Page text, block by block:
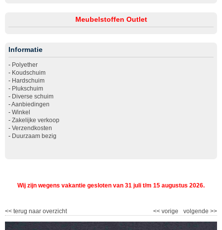
Meubelstoffen Outlet
Informatie
- Polyether
- Koudschuim
- Hardschuim
- Plukschuim
- Diverse schuim
-Aanbiedingen
- Winkel
- Zakelijke verkoop
- Verzendkosten
- Duurzaam bezig
Wij zijn wegens vakantie gesloten van 31 juli t/m 15 augustus 2026.
<< terug naar overzicht volgende >>
<< vorige